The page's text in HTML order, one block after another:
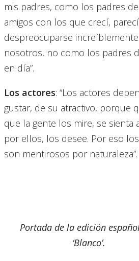
mis padres, como los padres
amigos con los que crecí,
despreocuparse
nosotros, no como los padres
en día”.
Los actores: “Los actores
gustar, de su atractivo, porque
que la gente los mire, se sienta
por ellos, los desee. Por eso
son mentirosos por naturaleza”.
Portada de la edición
‘Blanco’.